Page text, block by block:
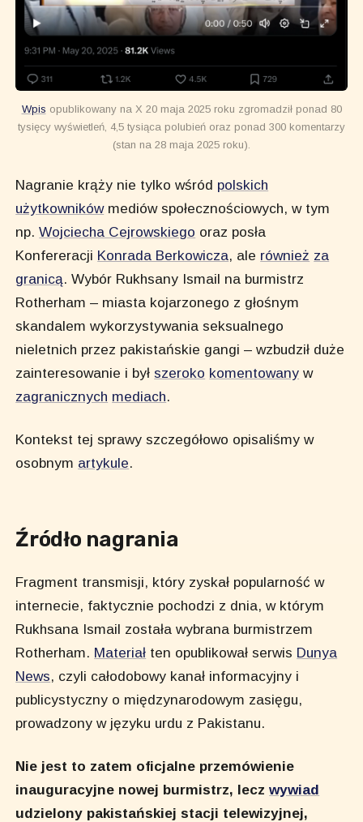
Wpis opublikowany na X 20 maja 2025 roku zgromadził ponad 80
tysięcy wyświetleń, 4,5 tysiąca polubień oraz ponad 300 komentarzy
(stan na 28 maja 2025 roku).
Nagranie krąży nie tylko wśród polskich
użytkownikówmediów społecznościowych, w tym
np.Wojciecha Cejrowskiego oraz posła
Konfereracji Konrada Berkowicza, ale również za
granicą. Wybór Rukhsany Ismail na burmistrz
Rotherham – miasta kojarzonego z głośnym
skandalem wykorzystywania seksualnego
nieletnich przez pakistańskie gangi – wzbudził duże
zainteresowanie i był szeroko komentowany w
zagranicznych mediach.
Kontekst tej sprawy szczegółowo opisaliśmy w
osobnym artykule.
Źródło nagrania
Fragment transmisji, który zyskał popularność w
internecie, faktycznie pochodzi z dnia, w którym
Rukhsana Ismail została wybrana burmistrzem
Rotherham. Materiał ten opublikował serwis Dunya
News, czyli całodobowy kanał informacyjny i
publicystyczny o międzynarodowym zasięgu,
prowadzony w języku urdu z Pakistanu.
Nie jest to zatem oficjalne przemówienie
inauguracyjne nowej burmistrz, leczwywiad
udzielony pakistańskiej stacji telewizyjnej,